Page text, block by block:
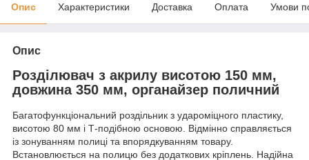
Опис Характеристики Доставка Оплата Умови
Опис
Розділювач з акрилу висотою 150 мм,
довжина 350 мм, органайзер поличний
Багатофункціональний роздільник з удароміцного пластику,
висотою 80 мм і Т-подібною основою. Відмінно справляється
із зонуванням полиці та впорядкуванням товару.
Встановлюється на полицю без додаткових кріплень. Надійна